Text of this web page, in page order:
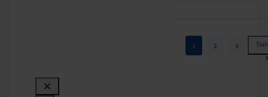
1 2 3